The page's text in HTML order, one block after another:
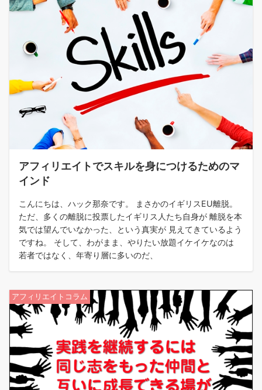
アフィリエイトでスキルを身につけるためのマ
インド
こんにちは、ハック那奈です。 まさかのイギリスEU離脱。
ただ、多くの離脱に投票したイギリス人たち自身が 離脱を本
気では望んでいなかった、という真実が 見えてきているよう
ですね。 そして、わがまま、やりたい放題イケイケなのは
若者ではなく、年寄り層に多いのだ、
アフィリエイトコラム